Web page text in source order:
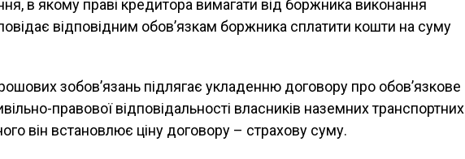
в якому праві кредитора вимагати від боржника виконання
відповідним обов’язкам боржника сплатити кошти на суму
зобов’язань підлягає укладенню договору про обов’язкове
правової відповідальності власників наземних транспортних
він встановлює ціну договору – страхову суму.